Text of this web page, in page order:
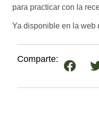
BOLSA DE
¡te imaginas vivir de tu pasión
por el café?
CONTACTO
para practicar con la
Ya disponible en la web
Comparte: